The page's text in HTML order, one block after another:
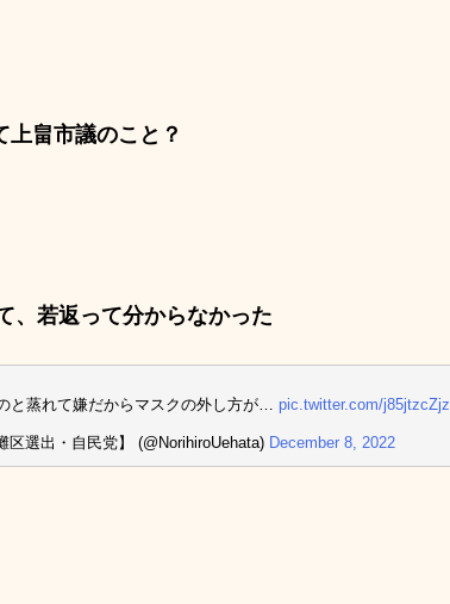
市議のこと？
返って分からなかった
と蒸れて嫌だからマスクの外し方が… pic.twitter.com/j85jtzcZjz
選出・自民党】 (@NorihiroUehata) December 8, 2022